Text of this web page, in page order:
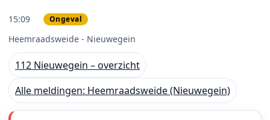
15:09 Ongeval
Heemraadsweide - Nieuwegein
112 Nieuwegein – overzicht
Alle meldingen: Heemraadsweide (Nieuwegein)